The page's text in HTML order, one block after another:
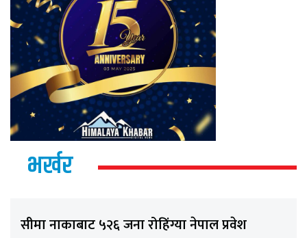
भर्खर
सीमा नाकाबाट ५२६ जना रोहिंग्या नेपाल प्रवेश